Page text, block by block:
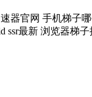
器官网 手机梯
ssr最新 浏览器梯子